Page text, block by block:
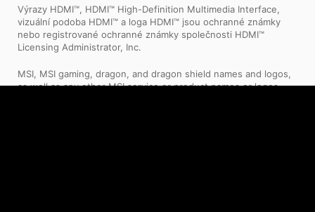
Výrazy HDMI™, HDMI™ High-Definition Multimedia Interface,
vizuální podoba HDMI™ a loga HDMI™ jsou ochranné známky
nebo registrované ochranné známky společnosti HDMI™
Licensing Administrator, Inc.
MSI, MSI gaming, dragon, and dragon shield names and logos,
as well as any other MSI service or product names or logos